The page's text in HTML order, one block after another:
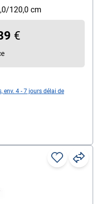
lumineux nominal :
pondérée : 32
énergétique D
à une distance de 85
: oui
en métal
120,0 cm
€
env. 4 - 7 jours délai de